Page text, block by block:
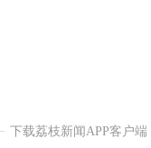
下载荔枝新闻APP客户端